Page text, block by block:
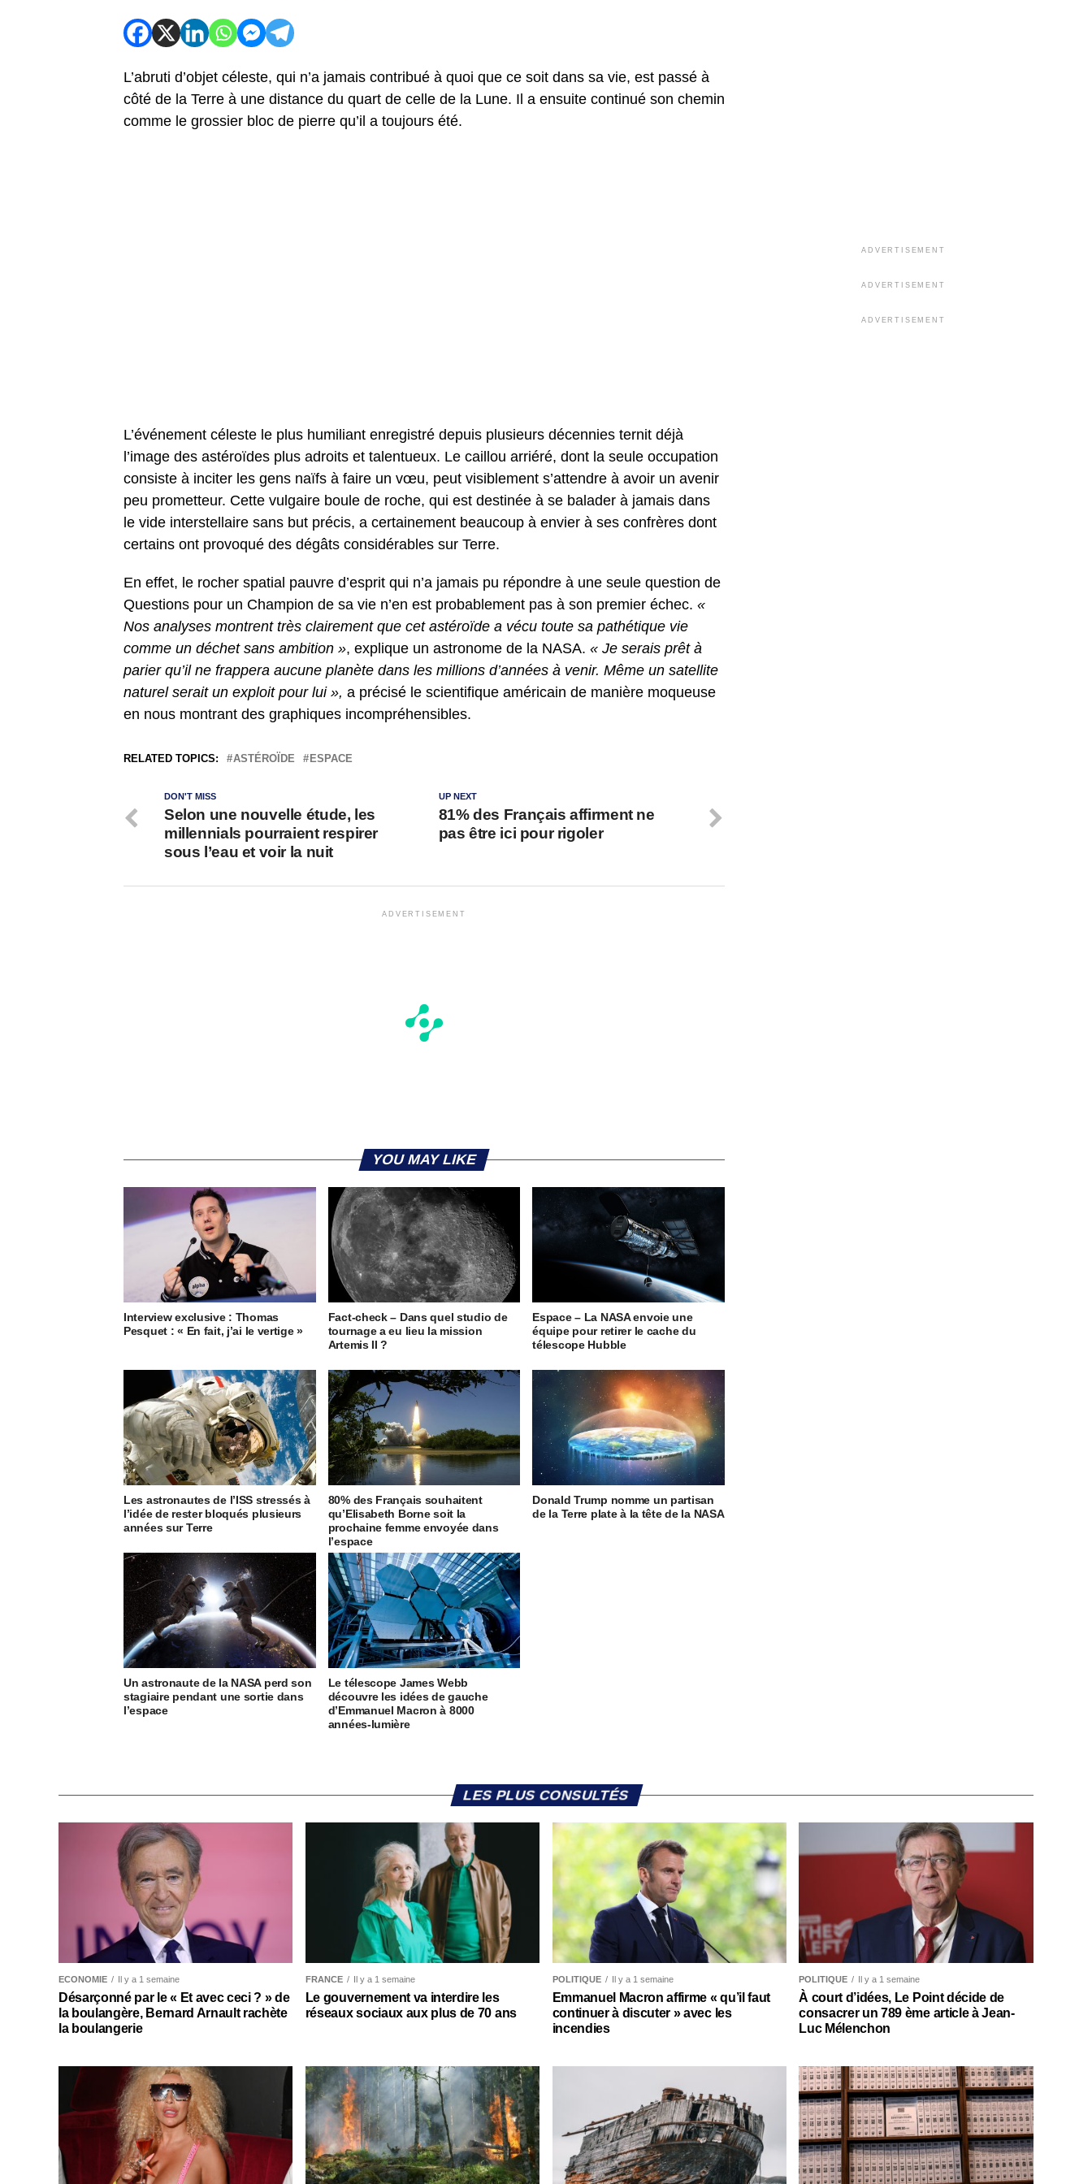
L’abruti d’objet céleste, qui n’a jamais contribué à quoi que ce soit dans sa vie, est passé à
côté de la Terre à une distance du quart de celle de la Lune. Il a ensuite continué son chemin
comme le grossier bloc de pierre qu’il a toujours été.
L’événement céleste le plus humiliant enregistré depuis plusieurs décennies ternit déjà
l’image des astéroïdes plus adroits et talentueux. Le caillou arriéré, dont la seule occupation
consiste à inciter les gens naïfs à faire un vœu, peut visiblement s’attendre à avoir un avenir
peu prometteur. Cette vulgaire boule de roche, qui est destinée à se balader à jamais dans
le vide interstellaire sans but précis, a certainement beaucoup à envier à ses confrères dont
certains ont provoqué des dégâts considérables sur Terre.
En effet, le rocher spatial pauvre d’esprit qui n’a jamais pu répondre à une seule question de
Questions pour un Champion de sa vie n’en est probablement pas à son premier échec. «
Nos analyses montrent très clairement que cet astéroïde a vécu toute sa pathétique vie
comme un déchet sans ambition », explique un astronome de la NASA. « Je serais prêt à
parier qu’il ne frappera aucune planète dans les millions d’années à venir. Même un satellite
naturel serait un exploit pour lui », a précisé le scientifique américain de manière moqueuse
en nous montrant des graphiques incompréhensibles.
RELATED TOPICS: ASTÉROÏDE ESPACE
UP NEXT
81% des Français affirment ne
pas être ici pour rigoler
DON'T MISS
Selon une nouvelle étude, les
millennials pourraient respirer
sous l’eau et voir la nuit
ADVERTISEMENT
YOU MAY LIKE
Interview exclusive : Thomas
Pesquet : « En fait, j’ai le vertige »
Fact-check – Dans quel studio de
tournage a eu lieu la mission
Artemis II ?
Espace – La NASA envoie une
équipe pour retirer le cache du
télescope Hubble
Les astronautes de l’ISS stressés à
l’idée de rester bloqués plusieurs
années sur Terre
80% des Français souhaitent
qu’Elisabeth Borne soit la
prochaine femme envoyée dans
l’espace
Donald Trump nomme un partisan
de la Terre plate à la tête de la NASA
Un astronaute de la NASA perd son
stagiaire pendant une sortie dans
l’espace
Le télescope James Webb
découvre les idées de gauche
d’Emmanuel Macron à 8000
années-lumière
ADVERTISEMENT
ADVERTISEMENT
ADVERTISEMENT
LES PLUS CONSULTÉS
ECONOMIE Il y a 1 semaine
Désarçonné par le « Et avec ceci ? » de
la boulangère, Bernard Arnault rachète
la boulangerie
FRANCE Il y a 1 semaine
Le gouvernement va interdire les
réseaux sociaux aux plus de 70 ans
POLITIQUE Il y a 1 semaine
Emmanuel Macron affirme « qu’il faut
continuer à discuter » avec les
incendies
POLITIQUE Il y a 1 semaine
À court d’idées, Le Point décide de
consacrer un 789 ème article à Jean-
Luc Mélenchon